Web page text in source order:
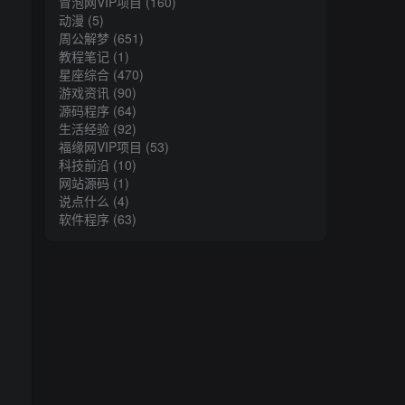
动漫 (5)
周公解梦 (651)
教程笔记 (1)
星座综合 (470)
游戏资讯 (90)
源码程序 (64)
生活经验 (92)
福缘网VIP项目 (53)
科技前沿 (10)
网站源码 (1)
说点什么 (4)
软件程序 (63)